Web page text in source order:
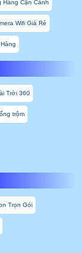
Hàng Cận Cảnh
Wifi Giá Rẻ
Trời 360
trộm
Trọn Gói